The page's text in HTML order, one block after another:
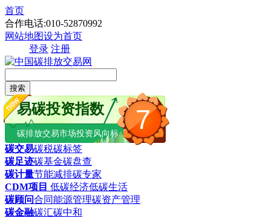
首页
合作电话:010-52870992
网站地图设为首页
登录 注册
搜索
7
易碳投资指数
碳排放交易市场投资风向标
碳交易碳税碳标签
碳足迹碳基金碳盘查
碳计量节能减排碳专家
CDM项目 低碳经济低碳生活
碳顾问合同能源管理碳资产管理
碳金融碳汇碳中和